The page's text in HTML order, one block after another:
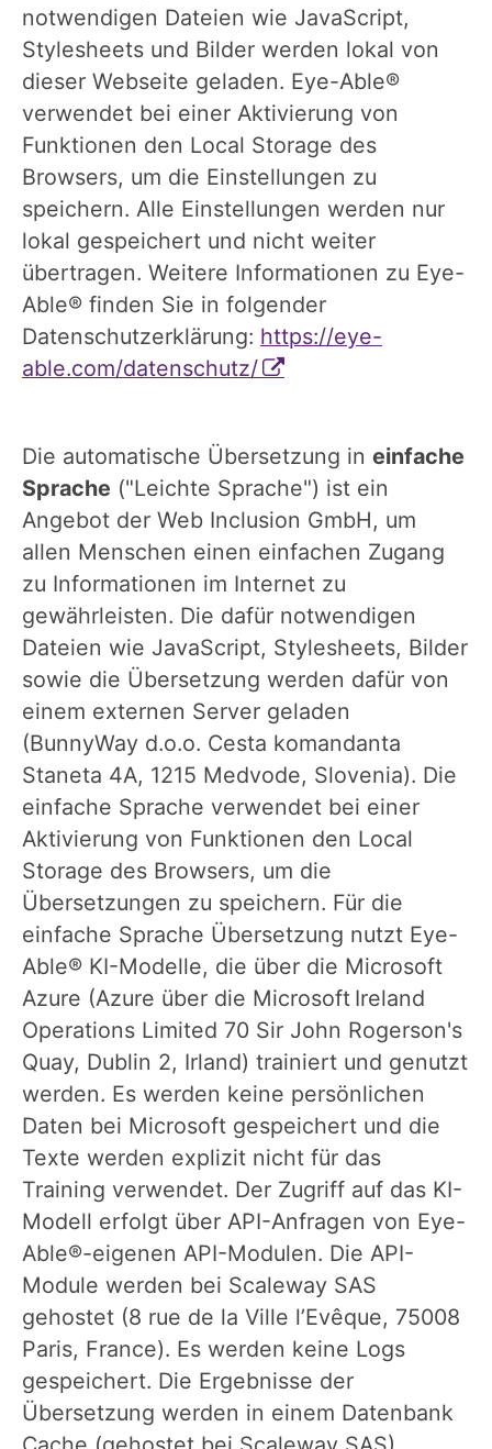
notwendigen Dateien wie JavaScript,
Stylesheets und Bilder werden lokal von
dieser Webseite geladen. Eye-Able®
verwendet bei einer Aktivierung von
Funktionen den Local Storage des
Browsers, um die Einstellungen zu
speichern. Alle Einstellungen werden nur
lokal gespeichert und nicht weiter
übertragen. Weitere Informationen zu Eye-
Able® finden Sie in folgender
Datenschutzerklärung: https://eye-
able.com/datenschutz/
Die automatische Übersetzung in einfache
Sprache ("Leichte Sprache") ist ein
Angebot der Web Inclusion GmbH, um
allen Menschen einen einfachen Zugang
zu Informationen im Internet zu
gewährleisten. Die dafür notwendigen
Dateien wie JavaScript, Stylesheets, Bilder
sowie die Übersetzung werden dafür von
einem externen Server geladen
(BunnyWay d.o.o. Cesta komandanta
Staneta 4A, 1215 Medvode, Slovenia). Die
einfache Sprache verwendet bei einer
Aktivierung von Funktionen den Local
Storage des Browsers, um die
Übersetzungen zu speichern. Für die
einfache Sprache Übersetzung nutzt Eye-
Able® KI-Modelle, die über die Microsoft
Azure (Azure über die Microsoft Ireland
Operations Limited 70 Sir John Rogerson's
Quay, Dublin 2, Irland) trainiert und genutzt
werden. Es werden keine persönlichen
Daten bei Microsoft gespeichert und die
Texte werden explizit nicht für das
Training verwendet. Der Zugriff auf das KI-
Modell erfolgt über API-Anfragen von Eye-
Able®-eigenen API-Modulen. Die API-
Module werden bei Scaleway SAS
gehostet (8 rue de la Ville l’Evêque, 75008
Paris, France). Es werden keine Logs
gespeichert. Die Ergebnisse der
Übersetzung werden in einem Datenbank